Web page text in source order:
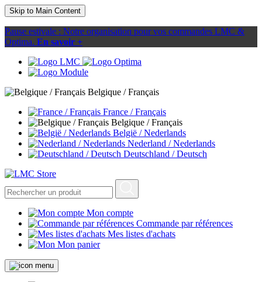
Skip to Main Content
Pause estivale : Notre organisation pour vos commandes LMC &
Optima. En savoir +
Belgique / Français
France / Français
Belgique / Français
België / Nederlands
Nederland / Nederlands
Deutschland / Deutsch
Mon compte
Commande par références
Mes listes d'achats
Mon panier